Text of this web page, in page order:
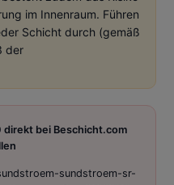
im Innenraum. Führen
Schicht durch (gemäß
der
direkt bei Beschicht.com
sundstroem-sr-